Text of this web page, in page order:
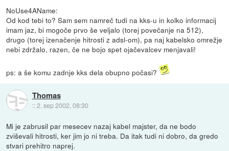
NoUse4AName:
Od kod tebi to? Sam sem namreč tudi na kks-u in kolko informacij
imam jaz, bi mogoče prvo še veljalo (torej povečanje na 512),
drugo (torej izenačenje hitrosti z adsl-om), pa naj kabelsko omrežje
nebi zdržalo, razen, če ne bojo spet ojačevalcev menjavali!
ps: a še komu zadnje kks dela obupno počasi?
Thomas
::2. sep 2002, 08:30
Mi je zabrusil par mesecev nazaj kabel majster, da ne bodo
zviševali hitrosti, ker jim jo ni treba. Da itak tudi ni dobro, da gredo
stvari prehitro naprej.